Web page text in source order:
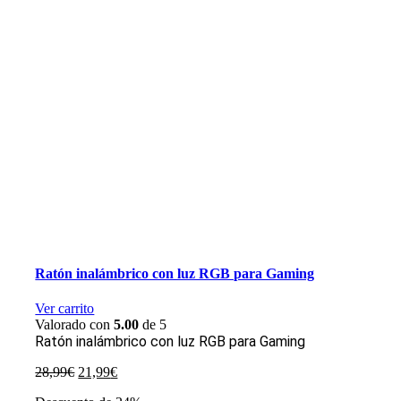
Ratón inalámbrico con luz RGB para Gaming
Ver carrito
Valorado con5.00 de 5
Ratón inalámbrico con luz RGB para Gaming
28,99€ El
21,99€El